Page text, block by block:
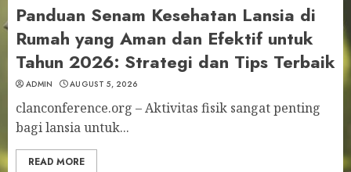
Panduan Senam Kesehatan Lansia di
Rumah yang Aman dan Efektif untuk
Tahun 2026: Strategi dan Tips Terbaik
ADMIN AUGUST 5, 2026
clanconference.org – Aktivitas fisik sangat penting
bagi lansia untuk...
READ MORE